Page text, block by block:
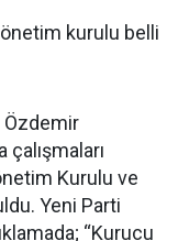
kurulu belli
Özdemir
çalışmaları
Kurulu ve
Yeni Parti
“Kurucu